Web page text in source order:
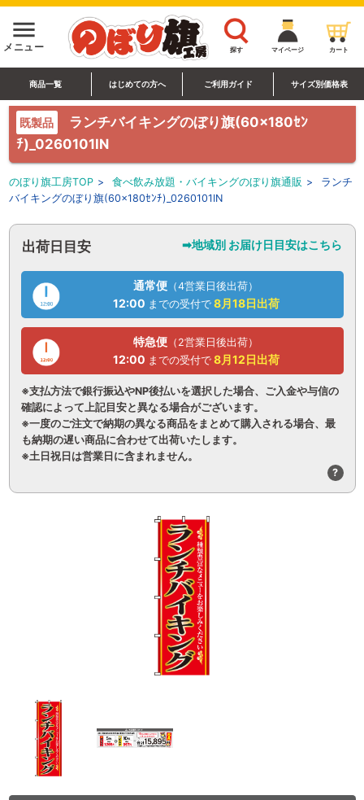
menu
メニュー 探す マイページ カート
商品一覧 はじめての方へ ご利用ガイド サイズ別価格表
既製品
ランチバイキングのぼり旗(60×180ｾﾝ
ﾁ)_0260101IN
のぼり旗工房TOP > 食べ飲み放題・バイキングのぼり旗通販 >
ランチ
バイキングのぼり旗(60×180ｾﾝﾁ)_0260101IN
出荷日目安 ➡地域別 お届け日目安はこちら
通常便 （4営業日後出荷）
12:00 までの受付で 8月18日出荷
特急便 （2営業日後出荷）
12:00 までの受付で 8月12日出荷
※支払方法で銀行振込やNP後払いを選択した場合、ご入金や与信の
確認によって上記目安と異なる場合がございます。
※一度のご注文で納期の異なる商品をまとめて購入される場合、最
も納期の遅い商品に合わせて出荷いたします。
※土日祝日は営業日に含まれません。
?